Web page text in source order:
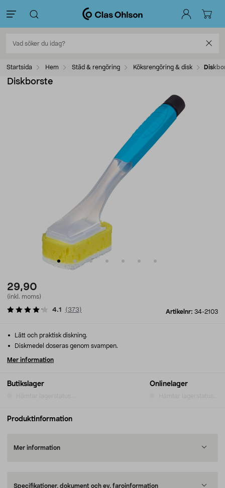
Startsida Hem Städ & rengöring Köksrengöring & disk
Diskborste
29,90
(inkl. moms)
Artikelnr: 34-2103
4.1 (373)
Butikslager Onlinelager
Lätt och praktisk diskning.
Diskmedel doseras genom svampen.
Mer information
Produktinformation
Mer information
Specifikationer, dokument och ev. faroinformation